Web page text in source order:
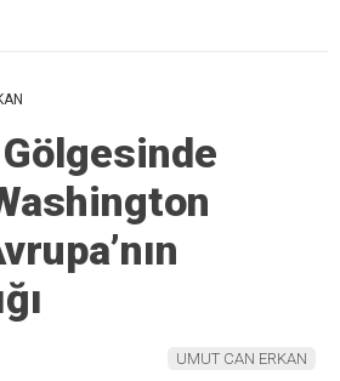
UMUT CAN ERKAN